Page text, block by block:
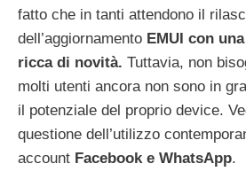
fatto che in tanti attendono il
dell’aggiornamento EMUI con
ricca di novità. Tuttavia, non
molti utenti ancora non sono in
il potenziale del proprio device.
questione dell’utilizzo
account Facebook e WhatsApp.